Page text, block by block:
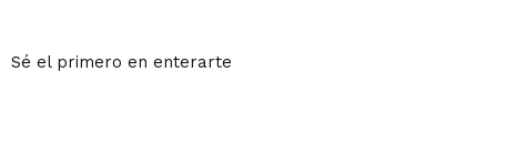
Sé el primero en enterarte